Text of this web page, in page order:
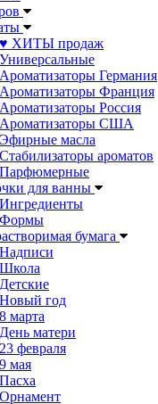
♥ ХИТЫ продаж
Универсальные
Ароматизаторы Германия
Ароматизаторы Франция
Ароматизаторы Россия
Ароматизаторы США
Эфирные масла
Стабилизаторы ароматов
Парфюмерные
для ванны
Ингредиенты
Формы
бумага
Надписи
Школа
Детские
Новый год
8 марта
День матери
23 февраля
9 мая
Пасха
Орнамент